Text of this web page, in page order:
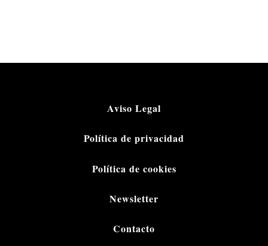
Aviso Legal
Política de privacidad
Política de cookies
Newsletter
Contacto